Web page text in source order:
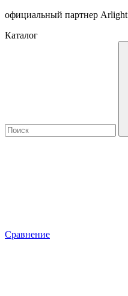
официальный партнер Arlight
Каталог
Сравнение